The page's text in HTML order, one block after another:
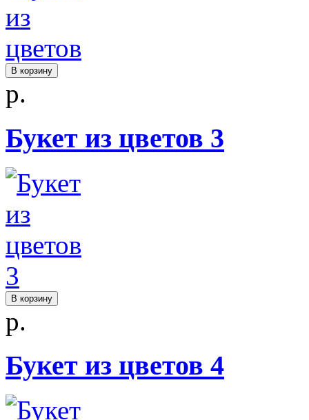
В корзину
р.
Букет из цветов 3
В корзину
р.
Букет из цветов 4